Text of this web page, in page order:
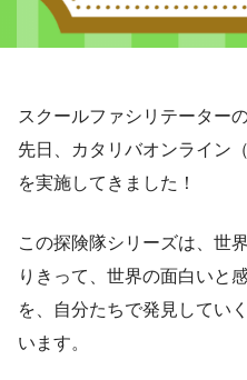
スクールファシリテーター
先日、カタリバオンライン
を実施してきました！
この探険隊シリーズは、世
りきって、世界の面白いと
を、自分たちで発見してい
います。